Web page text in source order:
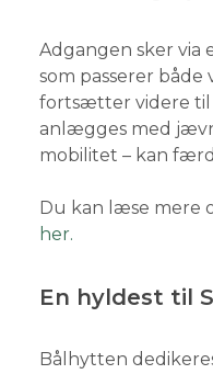
Adgangen sker via
som passerer
fortsætter videre til
anlægges med
mobilitet – kan
Du kan læse mere
her.
En hyldest til
Bålhytten